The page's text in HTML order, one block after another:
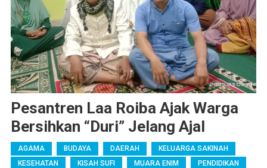
Pesantren Laa Roiba Ajak Warga
Bersihkan “Duri” Jelang Ajal
AGAMA BUDAYA DAERAH
KELUARGA SAKINAH
KESEHATAN
KISAH SUFI MUARA ENIM
PENDIDIKAN